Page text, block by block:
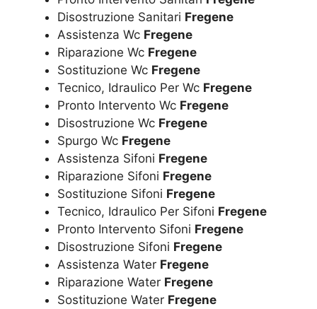
Disostruzione Sanitari Fregene
Assistenza Wc Fregene
Riparazione Wc Fregene
Sostituzione Wc Fregene
Tecnico, Idraulico Per Wc Fregene
Pronto Intervento Wc Fregene
Disostruzione Wc Fregene
Spurgo Wc Fregene
Assistenza Sifoni Fregene
Riparazione Sifoni Fregene
Sostituzione Sifoni Fregene
Tecnico, Idraulico Per Sifoni Fregene
Pronto Intervento Sifoni Fregene
Disostruzione Sifoni Fregene
Assistenza Water Fregene
Riparazione Water Fregene
Sostituzione Water Fregene